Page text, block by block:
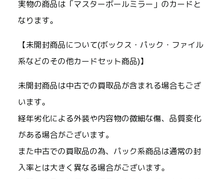
実物の商品は「マスターボールミラー」のカードと
なります。
【未開封商品について(ボックス・パック・ファイル
系などのその他カードセット商品)】
未開封商品は中古での買取品が含まれる場合もござ
います。
経年劣化による外装や内容物の微細な傷、品質変化
がある場合がございます。
また中古での買取品の為、パック系商品は通常の封
入率とは大きく異なる場合がございます。